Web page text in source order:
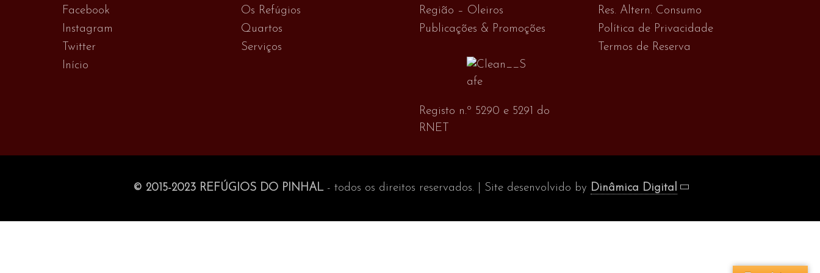
Facebook
Instagram
Twitter
Início
Os Refúgios
Quartos
Serviços
Região – Oleiros
Publicações & Promoções
Registo n.º 5290 e 5291 do
RNET
Res. Altern. Consumo
Política de Privacidade
Termos de Reserva
© 2015-2023 REFÚGIOS DO PINHAL- todos os direitos reservados. | Site desenvolvido by Dinâmica Digital